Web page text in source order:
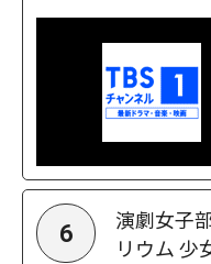
6
演劇女子
リウム 少